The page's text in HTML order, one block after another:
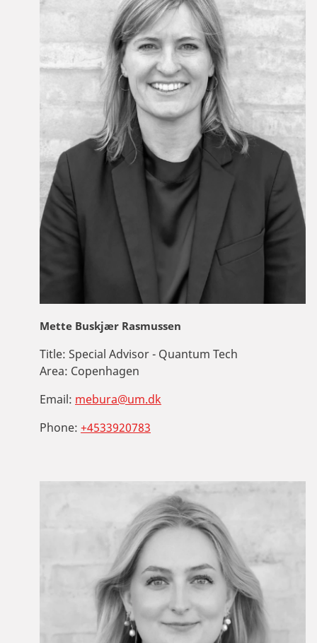
Mette Buskjær Rasmussen
Title: Special Advisor - Quantum Tech
Area: Copenhagen
Email: mebura@um.dk
Phone: +4533920783